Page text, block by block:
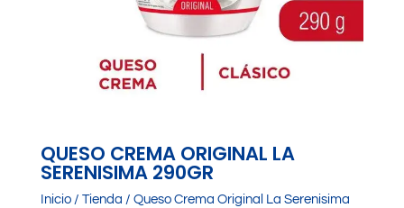
QUESO CREMA ORIGINAL LA
SERENISIMA 290GR
Inicio/ Tienda / Queso Crema Original La Serenisima